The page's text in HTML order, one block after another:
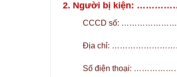
2. Người bị kiện:
CCCD số:
Địa chỉ:
Số điện thoại: